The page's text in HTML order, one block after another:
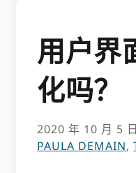
用户界
化吗？
2020 年 10 月 5 日
PAULA DEMAIN,